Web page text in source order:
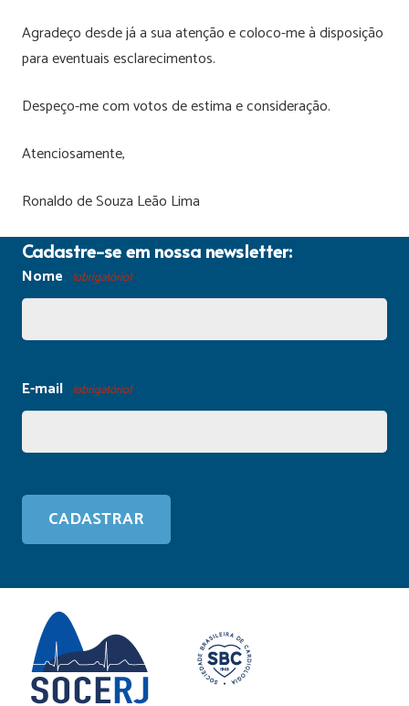
Agradeço desde já a sua atenção e coloco-me à disposição
para eventuais esclarecimentos.
Despeço-me com votos de estima e consideração.
Atenciosamente,
Ronaldo de Souza Leão Lima
Cadastre-se em nossa newsletter:
Nome (obrigatório)
E-mail (obrigatório)